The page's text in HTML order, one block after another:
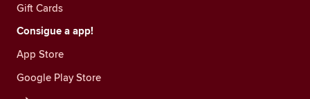
Gift Cards
Consigue a app!
App Store
Google Play Store